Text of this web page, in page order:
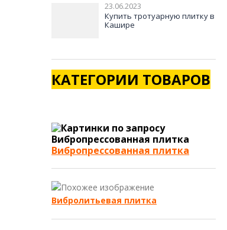
23.06.2023
Купить тротуарную плитку в
Кашире
КАТЕГОРИИ ТОВАРОВ
Вибропрессованная плитка
Вибролитьевая плитка